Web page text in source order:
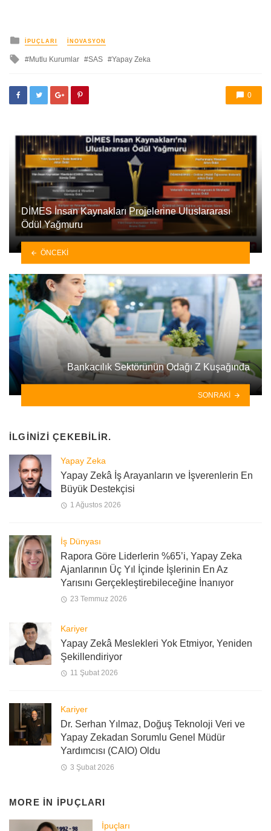
yayınlanan
İPUÇLARI İNOVASYON
ileMutlu Kurumlar SAS Yapay Zeka
0
DİMES İnsan Kaynakları Projelerine Uluslararası
Ödül Yağmuru
ÖNCEKI
Bankacılık Sektörünün Odağı Z Kuşağında
SONRAKI
İLGINIZI ÇEKEBILIR.
Yapay Zeka
Yapay Zekâ İş Arayanların ve İşverenlerin En
Büyük Destekçisi
1 Ağustos 2026
İş Dünyası
Rapora Göre Liderlerin %65’i, Yapay Zeka
Ajanlarının Üç Yıl İçinde İşlerinin En Az
Yarısını Gerçekleştirebileceğine İnanıyor
23 Temmuz 2026
Kariyer
Yapay Zekâ Meslekleri Yok Etmiyor, Yeniden
Şekillendiriyor
11 Şubat 2026
Kariyer
Dr. Serhan Yılmaz, Doğuş Teknoloji Veri ve
Yapay Zekadan Sorumlu Genel Müdür
Yardımcısı (CAIO) Oldu
3 Şubat 2026
MORE IN İPUÇLARI
İpuçları